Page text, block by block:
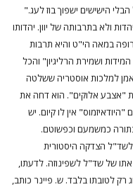
הישישים ישפוך בוז לעג."
ולא בתרבותה של יוון. יהדותו
במאה הי"ט והיא תרבות
ושמירת הרליגיון" והכל
למלכות אוסטריה ששלטה
"אצבע אלוקים". הוא דחה את
אין לו קיום. יש
כמשמעם וכפשוטם.
לשד"ל הצדקה היסטורית
של שד"ל לשפינוזה. לדעתו,
לטובתו בלבד. ש. פיינר כותב,